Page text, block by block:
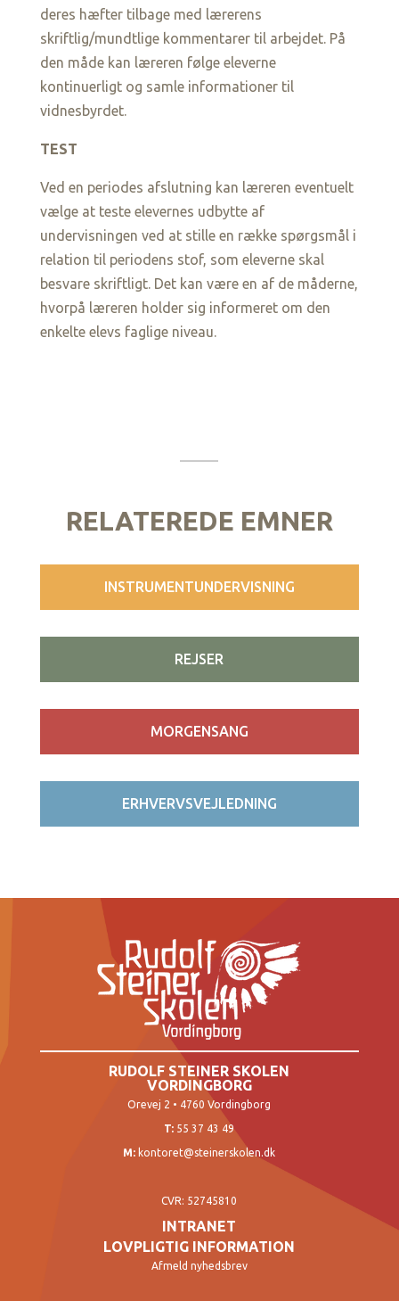
deres hæfter tilbage med lærerens
skriftlig/mundtlige kommentarer til arbejdet. På
den måde kan læreren følge eleverne
kontinuerligt og samle informationer til
vidnesbyrdet.
TEST
Ved en periodes afslutning kan læreren eventuelt
vælge at teste elevernes udbytte af
undervisningen ved at stille en række spørgsmål i
relation til periodens stof, som eleverne skal
besvare skriftligt. Det kan være en af de måderne,
hvorpå læreren holder sig informeret om den
enkelte elevs faglige niveau.
RELATEREDE EMNER
INSTRUMENTUNDERVISNING
REJSER
MORGENSANG
ERHVERVSVEJLEDNING
RUDOLF STEINER SKOLEN
VORDINGBORG
Orevej 2 • 4760 Vordingborg
T: 55 37 43 49
M: kontoret@steinerskolen.dk
CVR: 52745810
INTRANET
LOVPLIGTIG INFORMATION
Afmeld nyhedsbrev